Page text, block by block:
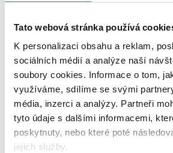
Tato webová stránka používá
K personalizaci obsahu a reklam,
sociálních médií a analýze naší
soubory cookies. Informace o tom,
využíváme, sdílíme se svými
média, inzerci a analýzy. Partneři
tyto údaje s dalšími informacemi,
poskytnuty, nebo které poté
jejich služby.
Vířivka
Lucie Konečná
183 Kč229 Kč
Do košíku